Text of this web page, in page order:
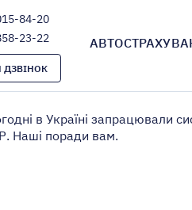
84-20
23-22
ДЗВІНОК
в Україні запрацювали
Наші поради вам.